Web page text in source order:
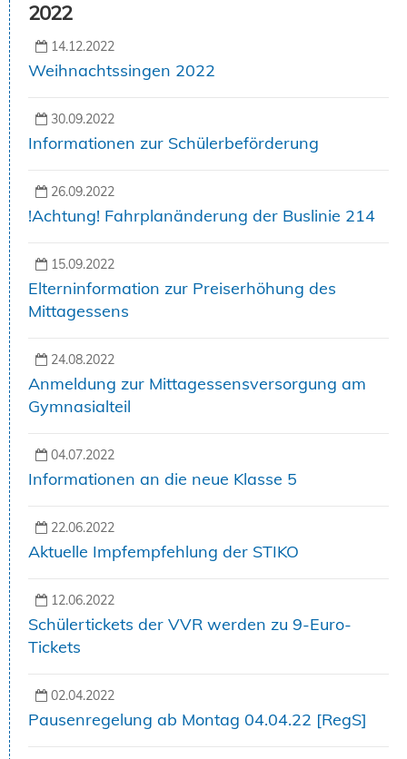
2022
14.12.2022
Weihnachtssingen 2022
30.09.2022
Informationen zur Schülerbeförderung
26.09.2022
!Achtung! Fahrplanänderung der Buslinie 214
15.09.2022
Elterninformation zur Preiserhöhung des
Mittagessens
24.08.2022
Anmeldung zur Mittagessensversorgung am
Gymnasialteil
04.07.2022
Informationen an die neue Klasse 5
22.06.2022
Aktuelle Impfempfehlung der STIKO
12.06.2022
Schülertickets der VVR werden zu 9-Euro-
Tickets
02.04.2022
Pausenregelung ab Montag 04.04.22 [RegS]